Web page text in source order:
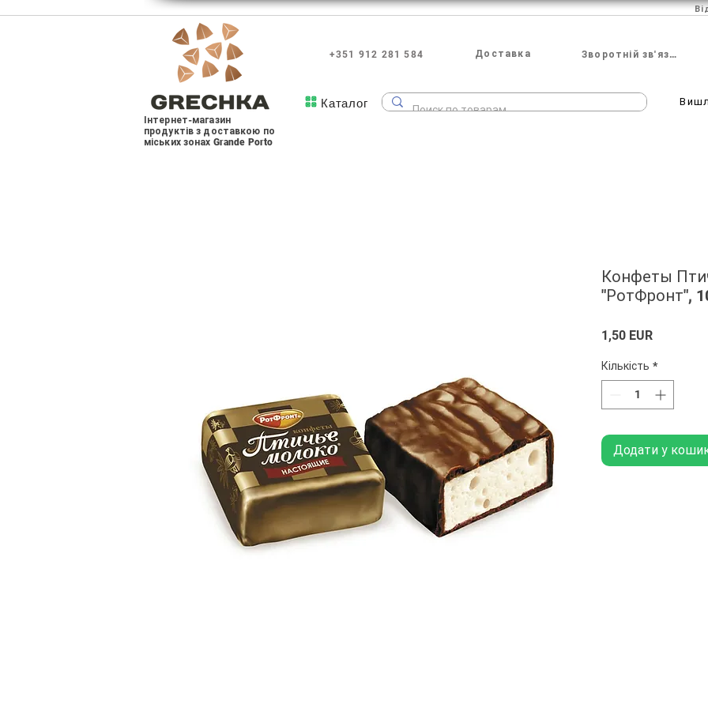
+351 912 281 584 Доставка Зворотній зв'язок
Інтернет-магазин
продуктів з доставкою по
міських зонах Grande Porto
Каталог
Конфеты
"РотФронт",
1,50 EURЦіна
Кількість *
Додати у